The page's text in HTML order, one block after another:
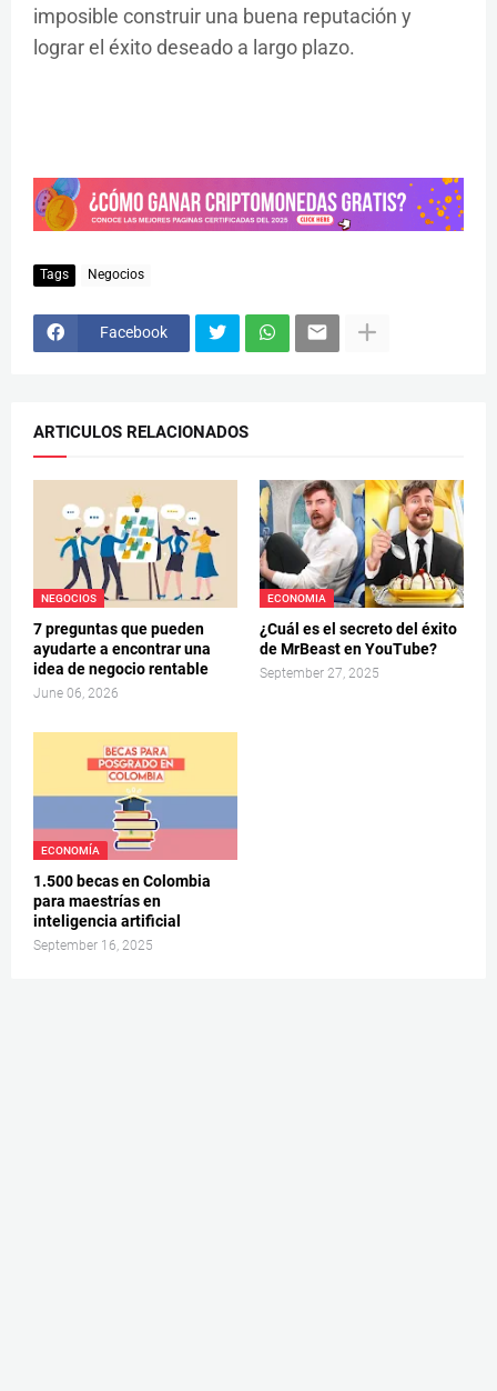
imposible construir una buena reputación y
lograr el éxito deseado a largo plazo.
Tags Negocios
Facebook
ARTICULOS RELACIONADOS
NEGOCIOS
7 preguntas que pueden
ayudarte a encontrar una
idea de negocio rentable
June 06, 2026
ECONOMIA
¿Cuál es el secreto del éxito
de MrBeast en YouTube?
September 27, 2025
ECONOMÍA
1.500 becas en Colombia
para maestrías en
inteligencia artificial
September 16, 2025